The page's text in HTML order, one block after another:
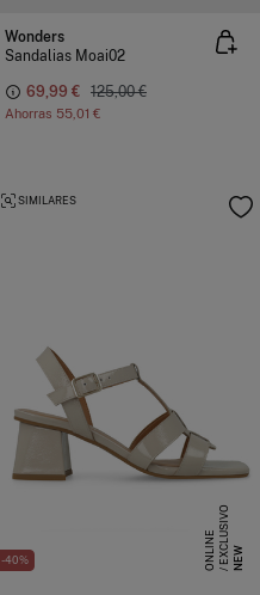
Wonders
Sandalias Moai02
69,99 € 125,00 €
Ahorras 55,01 €
-40% NEW
E
X
C
L
US
I
V
O
O
N
L
I
N
E
SIMILARES